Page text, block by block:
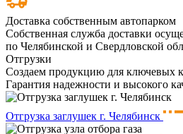
Доставка собственным автопарком
Собственная служба доставки
по Челябинской и Свердловской
Отгрузки
Создаем продукцию для ключевых
Гарантия надежности и высокого
Отгрузка заглушек г. Челябинск